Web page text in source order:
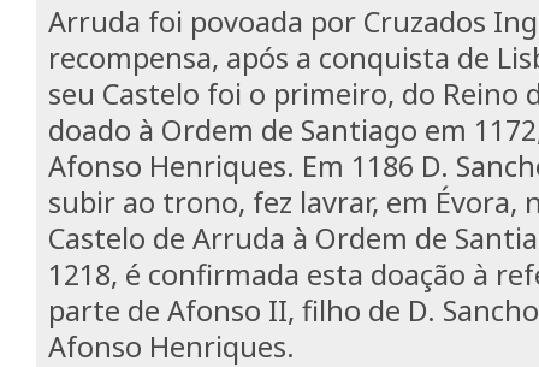
Arruda foi povoada por Cruzados
recompensa, após a conquista de
seu Castelo foi o primeiro, do Reino
doado à Ordem de Santiago em
Afonso Henriques. Em 1186 D.
subir ao trono, fez lavrar, em Évora,
Castelo de Arruda à Ordem de
1218, é confirmada esta doação à
parte de Afonso II, filho de D.
Afonso Henriques.